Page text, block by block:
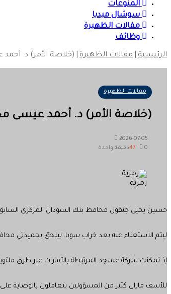
المنوعات
سوشال ميديا
مقالات الظهيرة
وظائف
الرئيسية مقالات الظهيرة (خلاصة الأمر) د.
مقالات الظهيرة
(خلاصة الأمر) د. أحمد عيسى
2026-07-05
0
47دقيقة واحدة
رمزية
حسين يحيى جنقول محافظ بنك السودان المركزي
ليتم الاستغناء عنه بعد خراب سوبا. ليلحق بحميدتي
إذ تمكنت شركة عسجد المرتبطة بالأمارات عبر طرق
للأسف مازال كثير من المسؤولين يتعاملون بالوصاية